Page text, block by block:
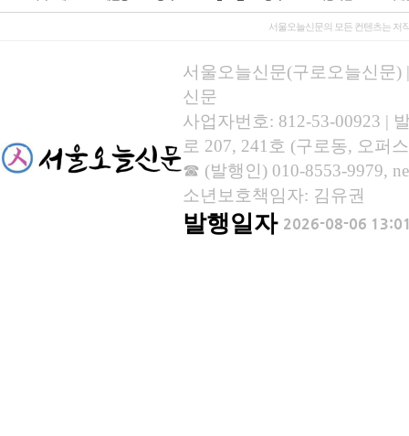
서울오늘신문의 모든 컨텐츠는 저
서울오늘신문(구로오늘신문)
신문
사업자번호: 812-53-00923 |
로 207, 241호 (구로동, 오퍼
☎ (발행인) 010-8553-9979,
소년보호책임자: 김유권
발행일자